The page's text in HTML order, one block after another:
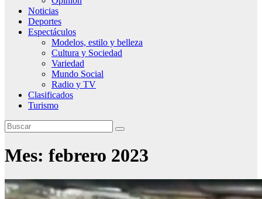
Noticias
Deportes
Espectáculos
Modelos, estilo y belleza
Cultura y Sociedad
Variedad
Mundo Social
Radio y TV
Clasificados
Turismo
Mes: febrero 2023